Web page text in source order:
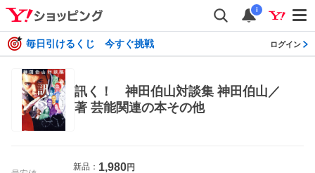
i
毎日引けるくじ 今すぐ挑戦 ログイン
訊く！ 神田伯山対談集 神田伯山／
著 芸能関連の本その他
新品： 1,980円